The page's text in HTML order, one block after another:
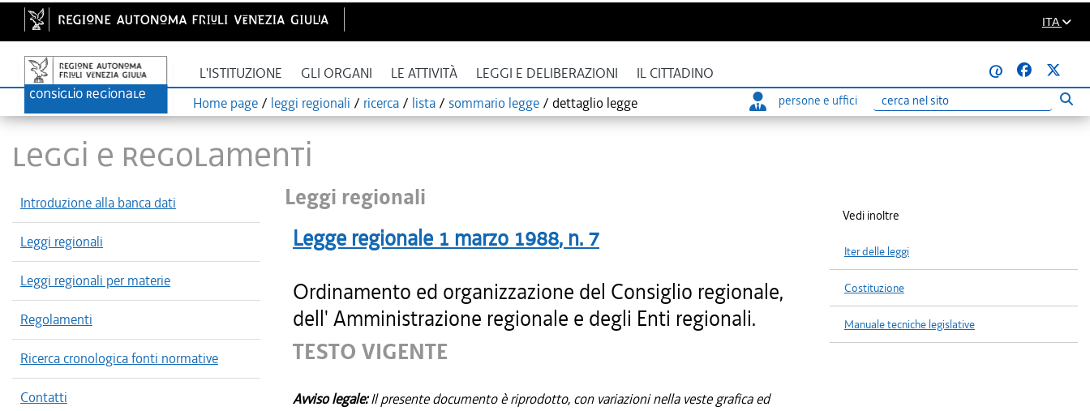
ITA
L'ISTITUZIONE GLI ORGANI LE ATTIVITÀ LEGGI E DELIBERAZIONI IL CITTADINO
@
Home page / leggi regionali / ricerca / lista / sommario legge / dettaglio legge persone e uffici
Ricerca
LEGGI E REGOLAMENTI
Introduzione alla banca dati
Leggi regionali
Leggi regionali per materie
Regolamenti
Ricerca cronologica fonti normative
Contatti
Leggi regionali
Legge regionale 1 marzo 1988, n. 7
Ordinamento ed organizzazione del Consiglio regionale,
dell' Amministrazione regionale e degli Enti regionali.
TESTO VIGENTE
Avviso legale:Il presente documento è riprodotto, con variazioni nella veste grafica ed
Vedi inoltre
Iter delle leggi
Costituzione
Manuale tecniche legislative